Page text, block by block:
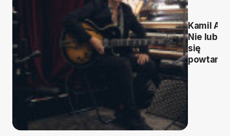
Kamil
Nie lubię
się